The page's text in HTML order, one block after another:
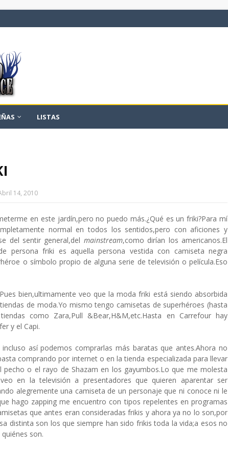
LISTAS
14, 2010
en este jardín,pero no puedo más.¿Qué es un friki?Para mí
normal en todos los sentidos,pero con aficiones y
del sentir general,del mainstream,como dirían los americanos.El
persona friki es aquella persona vestida con camiseta negra
o símbolo propio de alguna serie de televisión o película.Eso
bien,ultimamente veo que la moda friki está siendo absorbida
de moda.Yo mismo tengo camisetas de superhéroes (hasta
como Zara,Pull &Bear,H&M,etc.Hasta en Carrefour hay
y el Capi.
así podemos comprarlas más baratas que antes.Ahora no
comprando por internet o en la tienda especializada para llevar
o el rayo de Shazam en los gayumbos.Lo que me molesta
en la televisión a presentadores que quieren aparentar ser
alegremente una camiseta de un personaje que ni conoce ni le
hago zapping me encuentro con tipos repelentes en programas
que antes eran consideradas frikis y ahora ya no lo son,por
distinta son los que siempre han sido frikis toda la vida;a esos no
son.